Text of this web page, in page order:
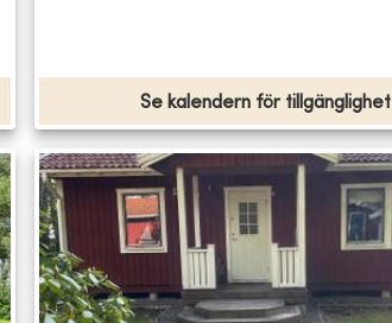
Se kalendern för tillgänglighet